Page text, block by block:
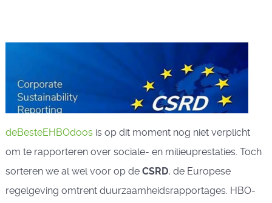
deBesteEHBOdoosis op dit moment nog niet verplicht
om te rapporteren over sociale- en milieuprestaties. Toch
sorteren we al wel voor op de CSRD, de Europese
regelgeving omtrent duurzaamheidsrapportages. HBO-